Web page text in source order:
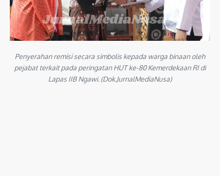
Penyerahan remisi secara simbolis kepada warga binaan oleh
pejabat terkait pada peringatan HUT ke-80 Kemerdekaan RI di
Lapas IIB Ngawi. (Dok.JurnalMediaNusa)